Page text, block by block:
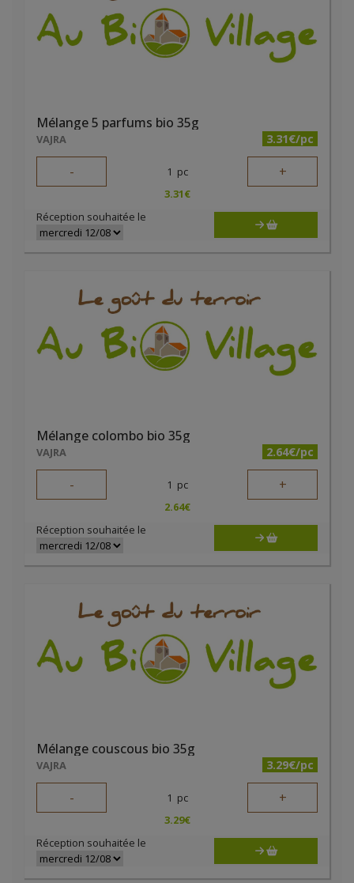
Mélange 5 parfums bio 35g
VAJRA 3.31€/pc
- 1 pc +
3.31€
Réception souhaitée le
Mélange colombo bio 35g
VAJRA 2.64€/pc
- 1 pc +
2.64€
Réception souhaitée le
Mélange couscous bio 35g
VAJRA 3.29€/pc
- 1 pc +
3.29€
Réception souhaitée le